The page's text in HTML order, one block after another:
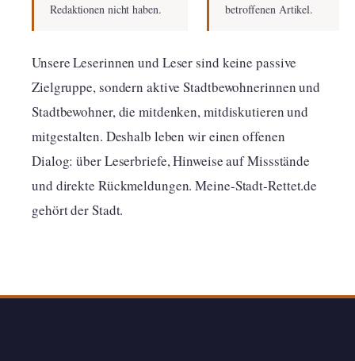
Redaktionen nicht haben.
betroffenen Artikel.
Unsere Leserinnen und Leser sind keine passive
Zielgruppe, sondern aktive Stadtbewohnerinnen und
Stadtbewohner, die mitdenken, mitdiskutieren und
mitgestalten. Deshalb leben wir einen offenen
Dialog: über Leserbriefe, Hinweise auf Missstände
und direkte Rückmeldungen. Meine-Stadt-Rettet.de
gehört der Stadt.